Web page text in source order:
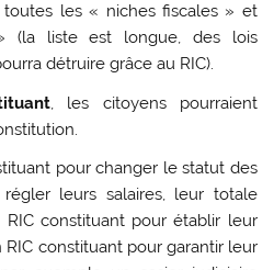
les « niches fiscales » et
(la liste est longue, des lois
détruire grâce au RIC).
, les citoyens pourraient
pour changer le statut des
leurs salaires, leur totale
constituant pour établir leur
constituant pour garantir leur